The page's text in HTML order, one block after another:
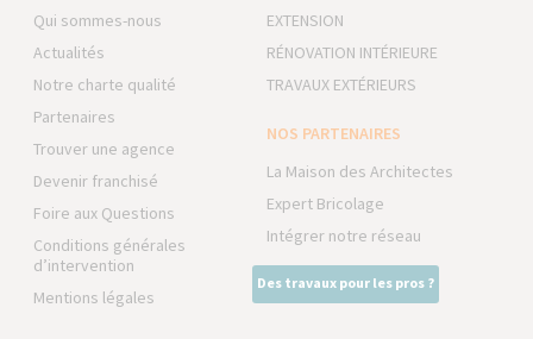
Qui sommes-nous
Actualités
Notre charte qualité
Partenaires
Trouver une agence
Devenir franchisé
Foire aux Questions
Conditions générales
d’intervention
Mentions légales
EXTENSION
RÉNOVATION INTÉRIEURE
TRAVAUX EXTÉRIEURS
NOS PARTENAIRES
La Maison des Architectes
Expert Bricolage
Intégrer notre réseau
Des travaux pour les pros ?